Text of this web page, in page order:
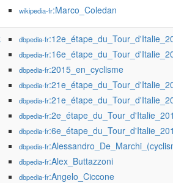
wikipedia-fr:Marco_Coledan
dbpedia-fr
dbpedia-fr
dbpedia-fr:2015_en_cyclisme
dbpedia-fr
dbpedia-fr
dbpedia-fr
dbpedia-fr
dbpedia-fr
dbpedia-fr:Alex_Buttazzoni
dbpedia-fr:Angelo_Ciccone